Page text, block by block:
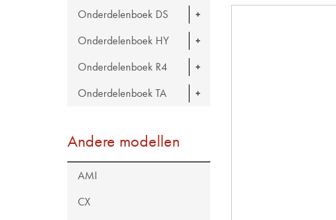
Onderdelenboek DS
Onderdelenboek HY
Onderdelenboek R4
Onderdelenboek TA
Andere modellen
AMI
CX